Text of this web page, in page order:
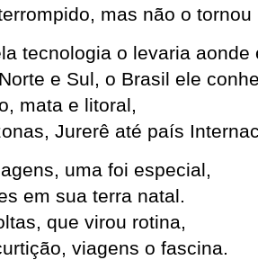
mas não o tornou
tecnologia o levaria aonde
e Sul, o Brasil ele
mata e litoral,
Jurerê até país
uma foi especial,
em sua terra natal.
que virou rotina,
viagens o fascina.